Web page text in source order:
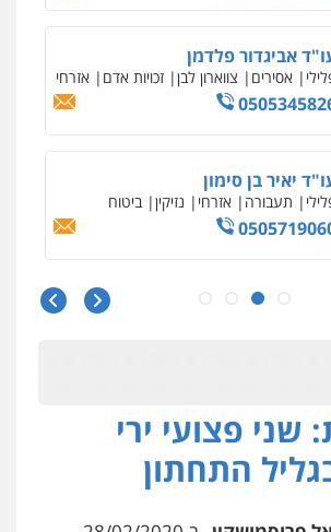
אביגדור פלדמן
אסירים צווארון לבן זכויות אדם אזרחי
יאיר בן סימון
תעבורה אזרחי נזיקין ביטוח
עו"ד נס בן נתן
משה פלמור
פלילי כלכלי צווארון לבן עורכי דין לענייני
שני פצועי ירי
התחתון